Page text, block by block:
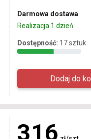
Darmowa dostawa
Realizacja 1 dzień
Dostępność: 17 sztuk
316